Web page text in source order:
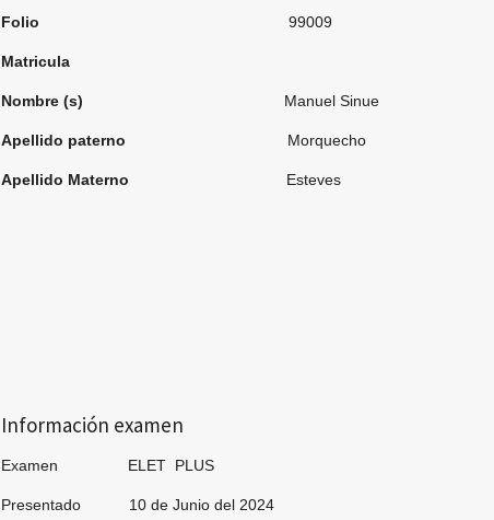
Folio 99009
Matricula
Nombre (s) Manuel Sinue
Apellido paterno Morquecho
Apellido Materno Esteves
Información examen
Examen ELET PLUS
Presentado 10 de Junio del 2024